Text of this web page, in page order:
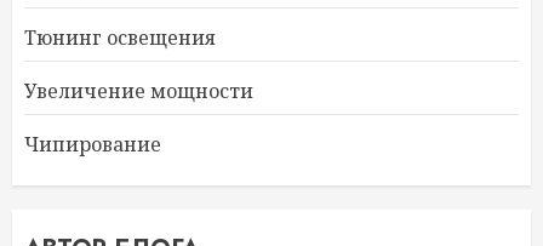
Тюнинг освещения
Увеличение мощности
Чипирование